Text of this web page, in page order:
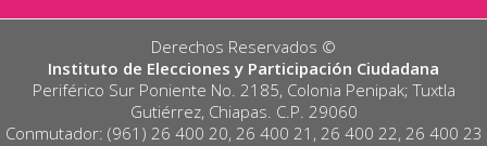
Derechos Reservados ©️
Instituto de Elecciones y Participación Ciudadana
Periférico Sur Poniente No. 2185, Colonia Penipak; Tuxtla
Gutiérrez, Chiapas. C.P. 29060
Conmutador: (961) 26 400 20, 26 400 21, 26 400 22, 26 400 23